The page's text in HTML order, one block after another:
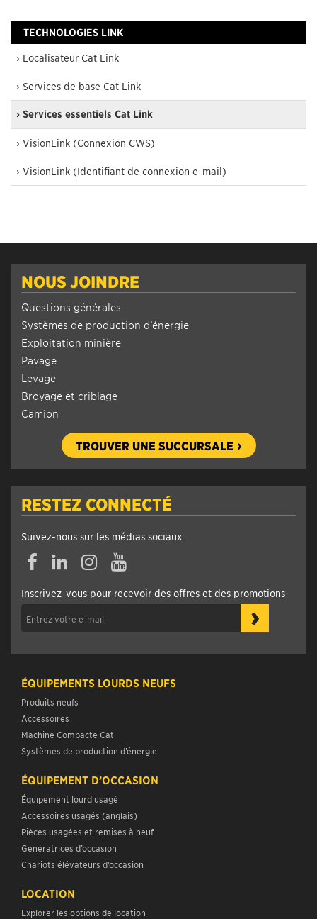
TECHNOLOGIES LINK
› Localisateur Cat Link
› Services de base Cat Link
› Services essentiels Cat Link
› VisionLink (Connexion CWS)
› VisionLink (Identifiant de connexion e-mail)
NOUS JOINDRE
Questions générales
Systèmes de production d’énergie
Exploitation minière
Pavage
Levage
Broyage et criblage
Camion
TROUVER UNE SUCCURSALE
RESTEZ CONNECTÉ
Suivez-nous sur les médias sociaux
FacebookLinkedinInstagramYouTube
Inscrivez-vous pour recevoir des offres et des promotions
›
ÉQUIPEMENTS LOURDS NEUFS
Produits neufs
Accessoires
Machine Compacte Cat
Systèmes de production d’énergie
ÉQUIPEMENT D’OCCASION
Équipement lourd usagé
Accessoires usagés (anglais)
Pièces usagées et remises à neuf
Génératrices d’occasion
Chariots élévateurs d’occasion
LOCATION
Explorer les options de location